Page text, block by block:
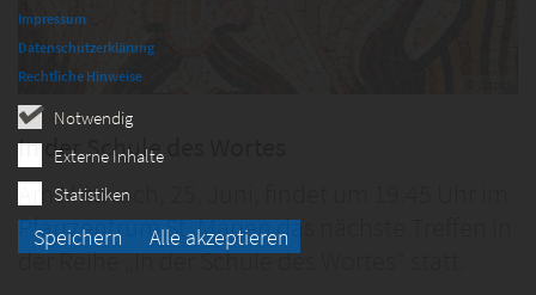
Notwendig
Externe Inhalte
Statistiken
Speichern Alle akzeptieren
Impressum
Datenschutzerklärung
Rechtliche Hinweise
Bibelkatechese:
In der Schule des Wortes
Am Mittwoch, 25. Juni, findet um 19.45 Uhr im
Pfarrzentrum St. Marien das nächste Treffen in
der Reihe „In der Schule des Wortes“ statt.